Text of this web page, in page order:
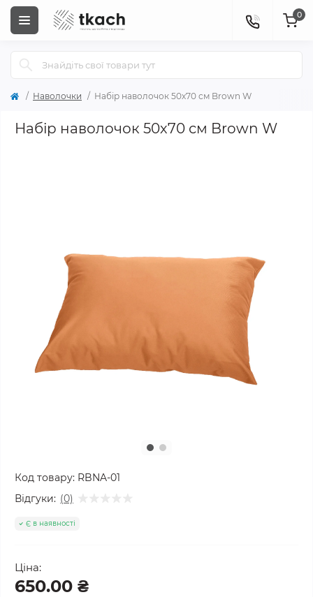
0
Наволочки Набір наволочок 50х70 см Brown W
Набір наволочок 50х70 см Brown W
Код товару: RBNA-01
Відгуки: (0)
Є в наявності
Ціна:
650.00 ₴